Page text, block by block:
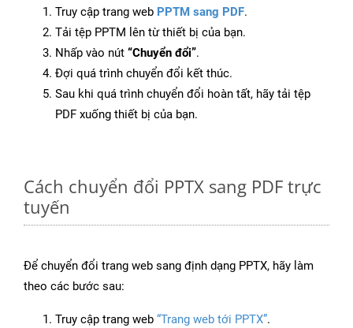
Truy cập trang web PPTM sang PDF.
Tải tệp PPTM lên từ thiết bị của bạn.
Nhấp vào nút “Chuyển đổi”.
Đợi quá trình chuyển đổi kết thúc.
Sau khi quá trình chuyển đổi hoàn tất, hãy tải tệp
PDF xuống thiết bị của bạn.
Cách chuyển đổi PPTX sang PDF trực
tuyến
Để chuyển đổi trang web sang định dạng PPTX, hãy làm
theo các bước sau:
Truy cập trang web “Trang web tới PPTX”.